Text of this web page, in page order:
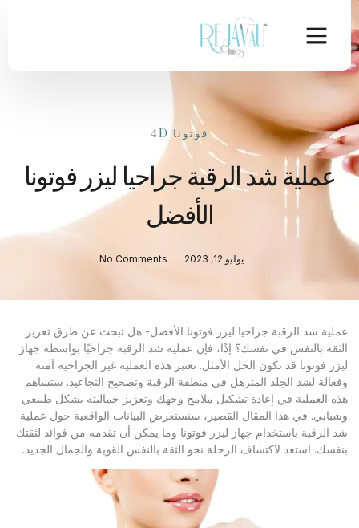
فوتونا 4D
عملية شد الرقبة جراحيا ليزر فوتونا
الأفضل
يوليو 12, 2023 No Comments
عملية شد الرقبة جراحيا ليزر فوتونا الأفضل- هل تبحث عن طرق تعزيز
الثقة بالنفس في نفسك؟ إذًا، فإن عملية شد الرقبة جراحيًا بواسطة جهاز
ليزر فوتونا قد تكون الحل الأمثل. تعتبر هذه العملية غير الجراحية آمنة
وفعالة لشد الجلد المترهل في منطقة الرقبة وتصحيح التجاعيد. ستساهم
هذه العملية في إعادة تشكيل ملامح وجهك وتعزيز جماليته بشكل طبيعي
وشبابي. في هذا المقال القصير، سنستعرض البيانات الواقعية حول عملية
شد الرقبة باستخدام جهاز ليزر فوتونا وما يمكن أن تقدمه من فوائد لثقتك
بنفسك. استعد لاكتشاف الرحلة نحو الثقة بالنفس القوية والجمال الجديد.